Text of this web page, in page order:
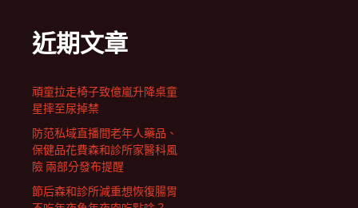
近期文章
頑童拉走椅子致億嵐升降桌童
星摔至尿掉禁
防范私域直播間老年人藥品、
保健品花費森和診所家醫科風
險 兩部分發布提醒
節后森和診所減重想恢復腸胃